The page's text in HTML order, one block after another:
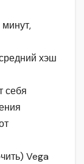
хэш
себя
Vega